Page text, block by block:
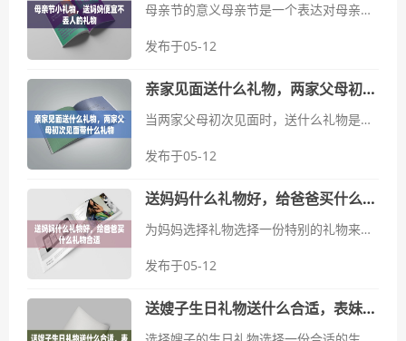
母亲节的意义母亲节是一个表达对母亲感激之情的特别日子，也是向母亲表达爱意和感激的时刻。每年的这一天，人们都会想要用一份特别的礼物来表达心意，让妈妈感受到温暖和关爱。选择小礼物的心理价位在选择母亲节礼...
发布于05-12
亲家见面送什么礼物，两家父母初次见面带什么礼物
当两家父母初次见面时，送什么礼物是一个既关键又微妙的问题。这不仅仅是一种社交礼仪，更是彼此尊重和友好的象征。在中华文化中，亲家见面礼物的选择尤为重要，它不仅代表了家庭的态度，也体现了对对方家庭的尊重和关怀。本文...
发布于05-12
送妈妈什么礼物好，给爸爸买什么礼物合适
为妈妈选择礼物选择一份特别的礼物来表达对妈妈的爱和感激是件令人愉悦的事情。首先要考虑妈妈的兴趣爱好，例如她是否喜欢读书、健身或者烹饪。如果她喜欢阅读，可以选择一本畅销书或者一本她一直想要的小说；如果她喜欢健...
发布于05-12
送嫂子生日礼物送什么合适，表妹过生日送什么礼物好